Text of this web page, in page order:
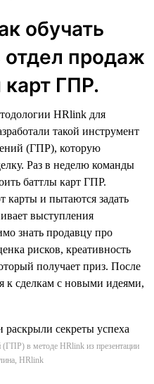
обучать
отдел продаж
карт ГПР.
HRlink для
такой инструмент
(ГПР), которую
Раз в неделю команды
баттлы карт ГПР.
карты и пытаются задать
выступления
знать продавцу про
рисков, креативность
получает приз. После
к сделкам с новыми идеями,
в методе HRlink из презентации
HRlink